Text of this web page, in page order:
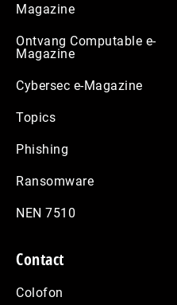
Magazine
Ontvang Computable e-
Magazine
Cybersec e-Magazine
Topics
Phishing
Ransomware
NEN 7510
Contact
Colofon